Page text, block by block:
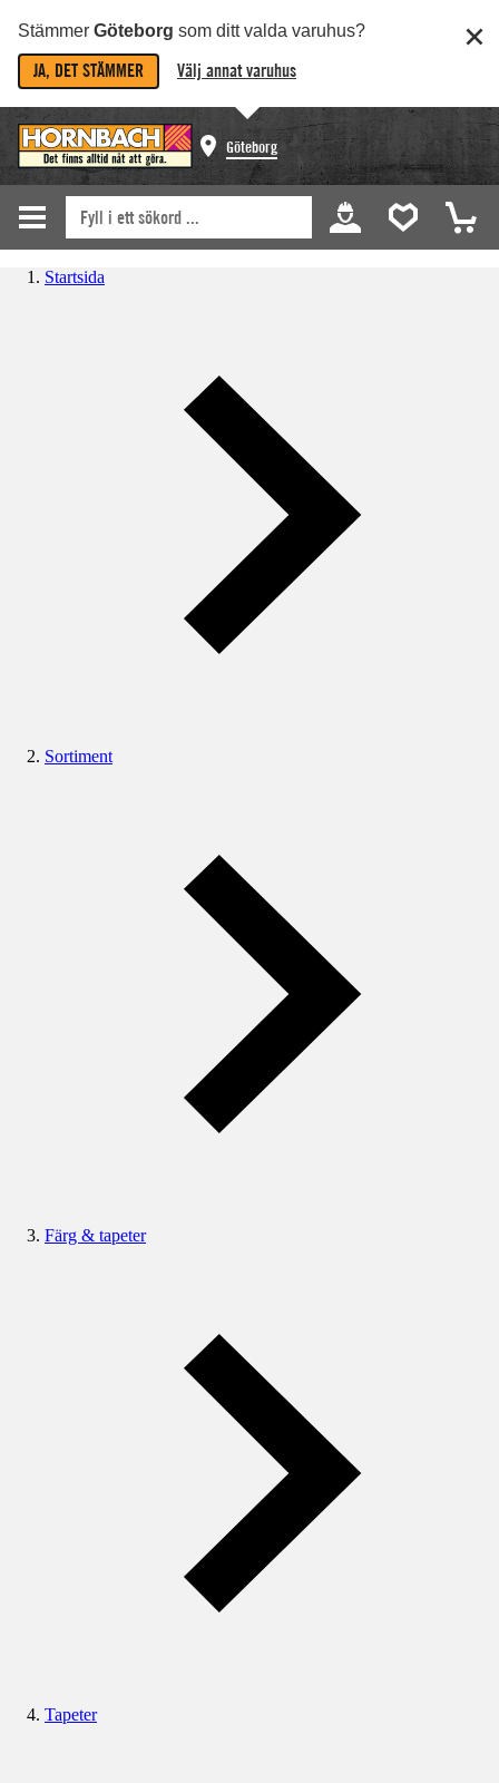
Stämmer Göteborg som ditt valda varuhus?
JA, DET STÄMMER Välj annat varuhus
Göteborg
Startsida
Sortiment
Färg & tapeter
Tapeter